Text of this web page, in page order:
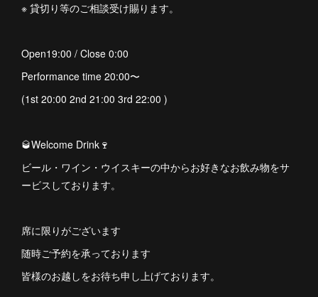
※ 貸切り等のご相談受け賜ります。
Open19:00 / Close 0:00
Performance time 20:00〜
(1st 20:00 2nd 21:00 3rd 22:00 )
🥃Welcome Drink🍷
ビール・ワイン・ウイスキーの中からお好きなお飲み物をサ
ービスしております。
席に限りがございます
随時ご予約を承っております
皆様のお越しをお待ち申し上げております。